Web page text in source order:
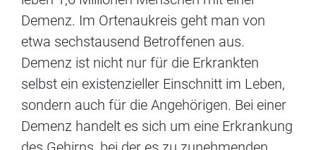
Demenz. Im Ortenaukreis geht man von
etwa sechstausend Betroffenen aus.
Demenz ist nicht nur für die Erkrankten
selbst ein existenzieller Einschnitt im Leben,
sondern auch für die Angehörigen. Bei einer
Demenz handelt es sich um eine Erkrankung